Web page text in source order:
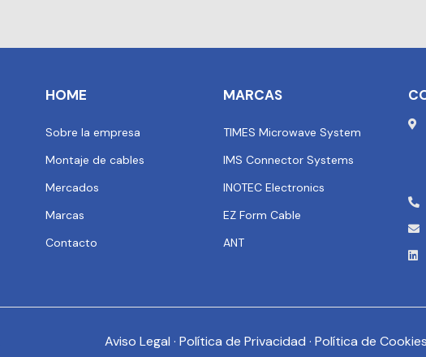
HOME
Sobre la empresa
Montaje de cables
Mercados
Marcas
Contacto
MARCAS
TIMES Microwave System
IMS Connector Systems
INOTEC Electronics
EZ Form Cable
ANT
Aviso Legal · Política de Privacidad · Política de